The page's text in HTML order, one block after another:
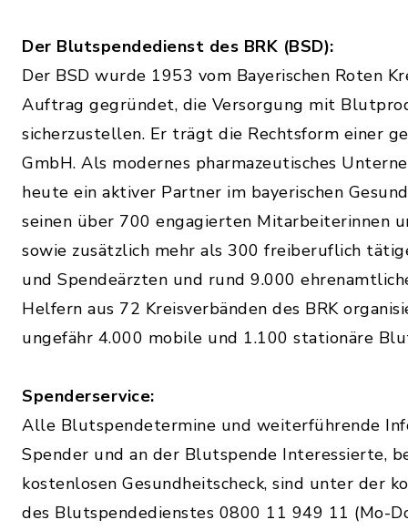
Der Blutspendedienst des BRK (BSD):
Der BSD wurde 1953 vom Bayerischen Roten
Auftrag gegründet, die Versorgung mit
sicherzustellen. Er trägt die Rechtsform einer
GmbH. Als modernes pharmazeutisches
heute ein aktiver Partner im bayerischen
seinen über 700 engagierten Mitarbeiterinnen
sowie zusätzlich mehr als 300 freiberuflich
und Spendeärzten und rund 9.000
Helfern aus 72 Kreisverbänden des BRK
ungefähr 4.000 mobile und 1.100 stationäre
Spenderservice:
Alle Blutspendetermine und weiterführende
Spender und an der Blutspende Interessierte,
kostenlosen Gesundheitscheck, sind unter der
des Blutspendedienstes 0800 11 949 11 (Mo-